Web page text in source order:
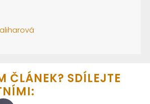
ČLÁNEK? SDÍLEJTE